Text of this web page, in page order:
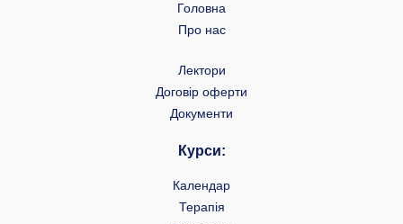
Головна
Про нас
Лектори
Договір оферти
Документи
Курси:
Календар
Терапія